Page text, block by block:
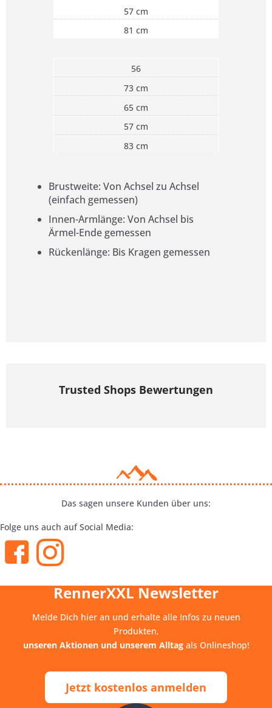
57 cm
81 cm
56
73 cm
65 cm
57 cm
83 cm
Brustweite: Von Achsel zu Achsel
(einfach gemessen)
Innen-Armlänge: Von Achsel bis
Ärmel-Ende gemessen
Rückenlänge: Bis Kragen gemessen
Trusted Shops Bewertungen
Das sagen unsere Kunden über uns:
Folge uns auch auf Social Media:
RennerXXL Newsletter
Melde Dich hier an und erhalte alle Infos zu neuen
Produkten,
unseren Aktionen und unserem Alltagals Onlineshop!
Jetzt kostenlos anmelden